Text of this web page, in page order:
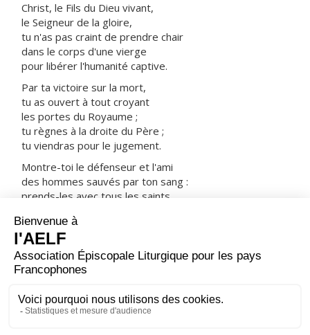
Christ, le Fils du Dieu vivant,
le Seigneur de la gloire,
tu n'as pas craint de prendre chair
dans le corps d'une vierge
pour libérer l'humanité captive.
Par ta victoire sur la mort,
tu as ouvert à tout croyant
les portes du Royaume ;
tu règnes à la droite du Père ;
tu viendras pour le jugement.
Montre-toi le défenseur et l'ami
des hommes sauvés par ton sang :
prends-les avec tous les saints
ORAISON
Dieu tout-puissant, tu as inspiré à la Vierge Marie, qui
portait en elle ton propre Fils, de visiter sa cousine
l’Esprit afin de pouvoir nous aussi te magnifier
éternellement.